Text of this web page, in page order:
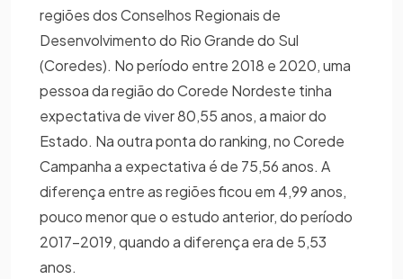
regiões dos Conselhos Regionais de
Desenvolvimento do Rio Grande do Sul
(Coredes). No período entre 2018 e 2020, uma
pessoa da região do Corede Nordeste tinha
expectativa de viver 80,55 anos, a maior do
Estado. Na outra ponta do ranking, no Corede
Campanha a expectativa é de 75,56 anos. A
diferença entre as regiões ficou em 4,99 anos,
pouco menor que o estudo anterior, do período
2017-2019, quando a diferença era de 5,53
anos.